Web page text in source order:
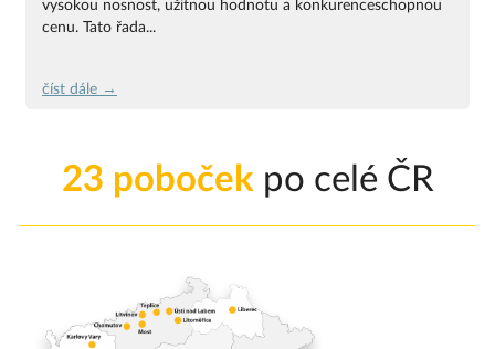
vysokou nosnost, užitnou hodnotu a konkurenceschopnou
cenu. Tato řada...
číst dále →
23 poboček po celé ČR